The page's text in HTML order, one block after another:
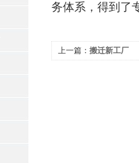
务体系，得到了
上一篇： 搬迁新工厂